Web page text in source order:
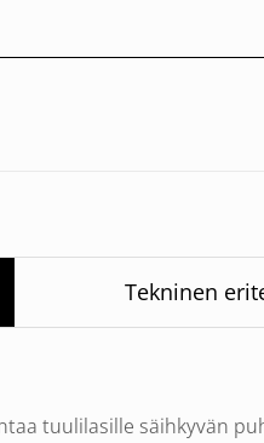
Tekninen
tuulilasille säihkyvän